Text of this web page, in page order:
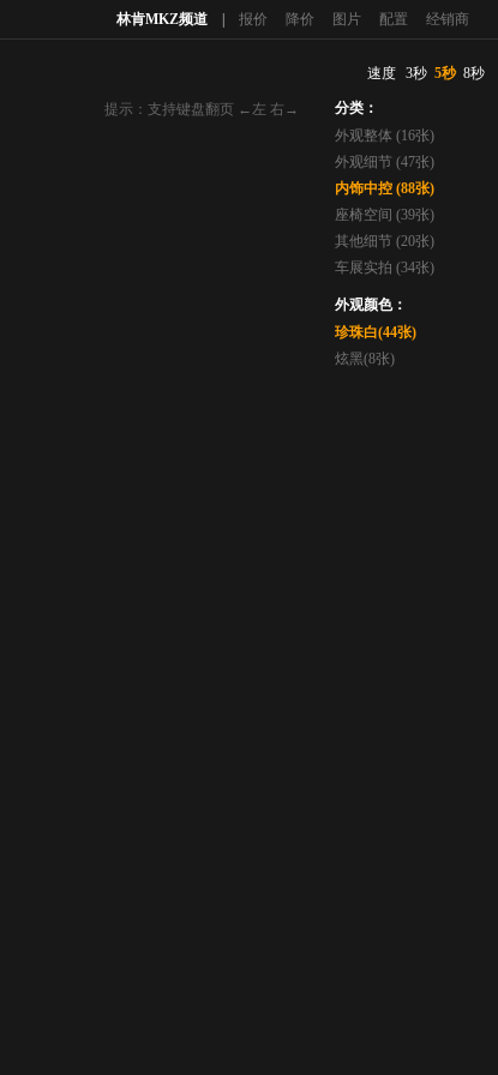
林肯MKZ频道 报价 降价 图片 配置 经销商
提示：支持键盘翻页 ←左 右→
速度 3秒 5秒 8秒
分类：
外观整体 (16张)
外观细节 (47张)
内饰中控 (88张)
座椅空间 (39张)
其他细节 (20张)
车展实拍 (34张)
外观颜色：
珍珠白(44张)
炫黑(8张)